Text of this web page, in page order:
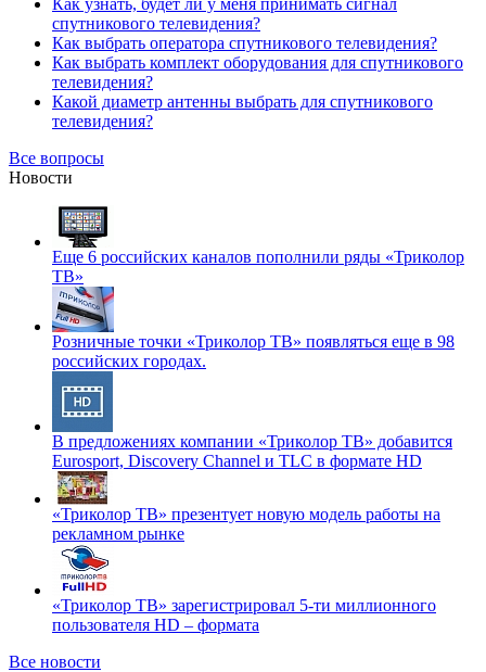
Как узнать, будет ли у меня принимать сигнал
спутникового телевидения?
Как выбрать оператора спутникового телевидения?
Как выбрать комплект оборудования для спутникового
телевидения?
Какой диаметр антенны выбрать для спутникового
телевидения?
Все вопросы
Новости
Еще 6 российских каналов пополнили ряды «Триколор
ТВ»
Розничные точки «Триколор ТВ» появляться еще в 98
российских городах.
В предложениях компании «Триколор ТВ» добавится
Eurosport, Discovery Channel и TLC в формате HD
«Триколор ТВ» презентует новую модель работы на
рекламном рынке
«Триколор ТВ» зарегистрировал 5-ти миллионного
пользователя HD – формата
Все новости